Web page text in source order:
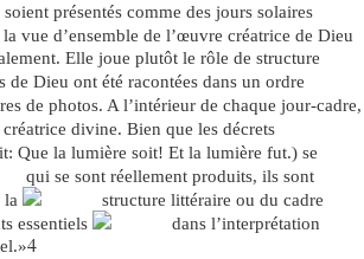
présentés comme des jours solaires
vue d’ensemble de l’œuvre créatrice de Dieu
Elle joue plutôt le rôle de structure
Dieu ont été racontées dans un ordre
de photos. A l’intérieur de chaque jour-cadre,
divine. Bien que les décrets
Que la lumière soit! Et la lumière fut.) se
qui se sont réellement produits, ils sont
la
structure littéraire ou du cadre
essentiels
dans l’interprétation
4